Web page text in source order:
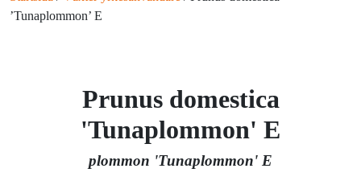
’Tunaplommon’ E
Prunus domestica
'Tunaplommon' E
plommon 'Tunaplommon' E